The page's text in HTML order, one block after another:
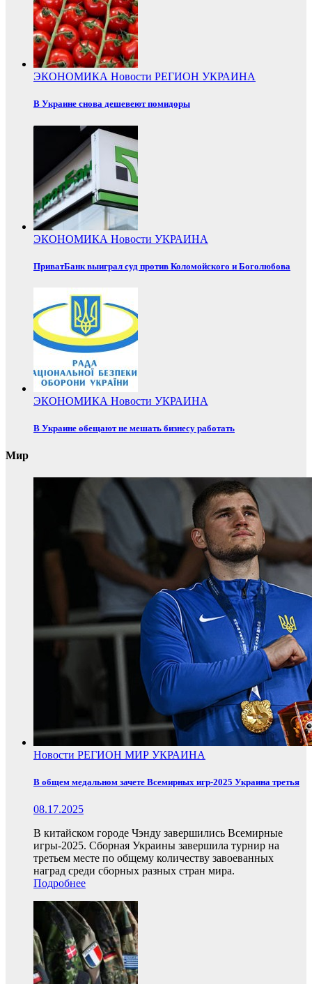
ЭКОНОМИКА Новости РЕГИОН УКРАИНА
В Украине снова дешевеют помидоры
ЭКОНОМИКА Новости УКРАИНА
ПриватБанк выиграл суд против Коломойского и Боголюбова
ЭКОНОМИКА Новости УКРАИНА
В Украине обещают не мешать бизнесу работать
Мир
Новости РЕГИОН МИР УКРАИНА
В общем медальном зачете Всемирных игр-2025 Украина третья
08.17.2025
В китайском городе Чэнду завершились Всемирные
игры-2025. Сборная Украины завершила турнир на
третьем месте по общему количеству завоеванных
наград среди сборных разных стран мира.
Подробнее